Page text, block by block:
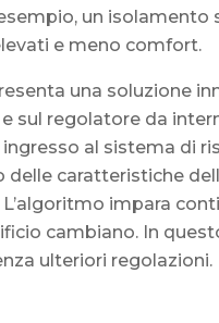
un
e meno comfort.
una soluzione
sul regolatore da
ingresso al sistema di
caratteristiche
L’algoritmo impara
cambiano. In
ulteriori regolazioni.